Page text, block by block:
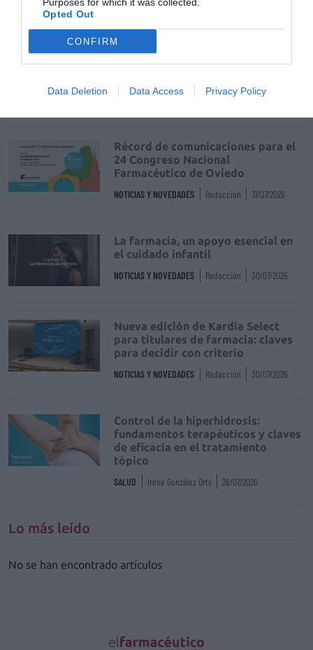
Opted Out
CONFIRM
Data Deletion Data Access Privacy Policy
Destacados
La venta online de medicamentos
de uso humano: seguridad y
DIGITAL Isabel Marín Moral 28/07/2026
Récord de comunicaciones para el
24 Congreso Nacional
Farmacéutico de Oviedo
NOTICIAS Y NOVEDADES Redacción 31/07/2026
La farmacia, un apoyo esencial en
el cuidado infantil
NOTICIAS Y NOVEDADES Redacción 30/07/2026
Nueva edición de Kardia Select
para titulares de farmacia: claves
para decidir con criterio
NOTICIAS Y NOVEDADES Redacción 30/07/2026
Control de la hiperhidrosis:
fundamentos terapéuticos y claves
de eficacia en el tratamiento
tópico
SALUD Irene González Orts 28/07/2026
Lo más leído
No se han encontrado artículos